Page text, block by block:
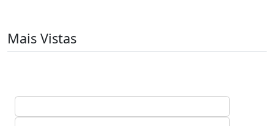
Mais Vistas